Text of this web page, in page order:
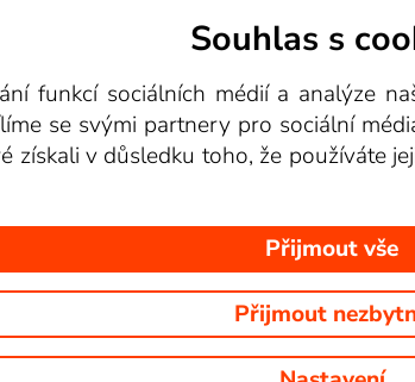
Videotéka
s.r.o. Na tomto webu jsou zobrazovány obrázky z
Souhlas s
funkcí sociálních médií a analýze
se svými partnery pro sociální
získali v důsledku toho, že používáte
Přijmout vše
Přijmout